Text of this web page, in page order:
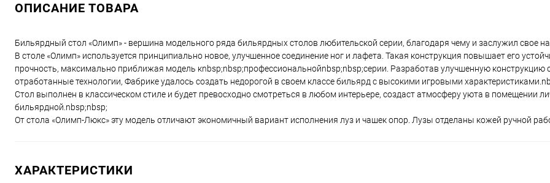
ОПИСАНИЕ ТОВАРА
Бильярдный стол «Олимп» - вершина модельного ряда бильярдных столов любительской серии, благодаря чему и заслужил свое
В столе «Олимп» используется принципиально новое, улучшенное соединение ног и лафета. Такая конструкция повышает его
прочность, максимально приближая модель кnbsp;nbsp;профессиональнойnbsp;nbsp;серии. Разработав улучшенную конструкцию
отработанные технологии, Фабрике удалось создать недорогой в своем классе бильярд с высокими игровыми
Стол выполнен в классическом стиле и будет превосходно смотреться в любом интерьере, создаст атмосферу уюта в помещении
бильярдной.nbsp;nbsp;
От стола «Олимп-Люкс» эту модель отличают экономичный вариант исполнения луз и чашек опор. Лузы отделаны кожей ручной
ХАРАКТЕРИСТИКИ